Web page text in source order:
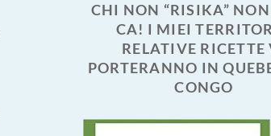
CHI NON “RISIKA”
CA! I MIEI
RELATIVE RICETTE
PORTERANNO IN
CONGO